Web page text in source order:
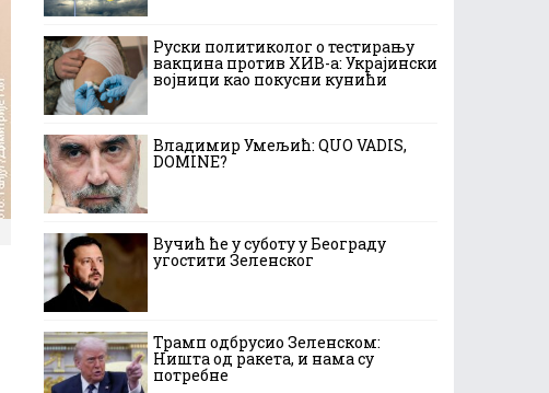
Руски политиколог о тестирању
вакцина против ХИВ-а: Украјински
војници као покусни кунићи
Владимир Умељић: QUO VADIS,
DOMINE?
Вучић ће у суботу у Београду
угостити Зеленског
Трамп одбрусио Зеленском:
Ништа од ракета, и нама су
потребне